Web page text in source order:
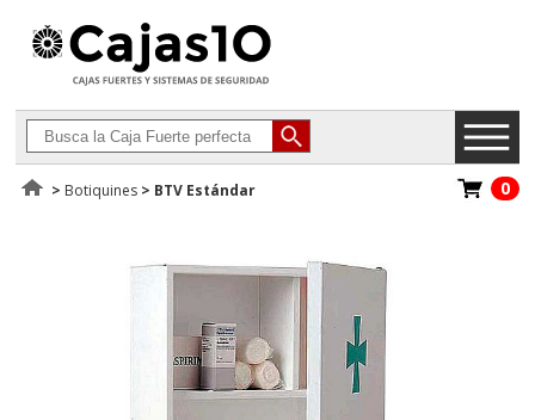
> Botiquines > BTV Estándar 0